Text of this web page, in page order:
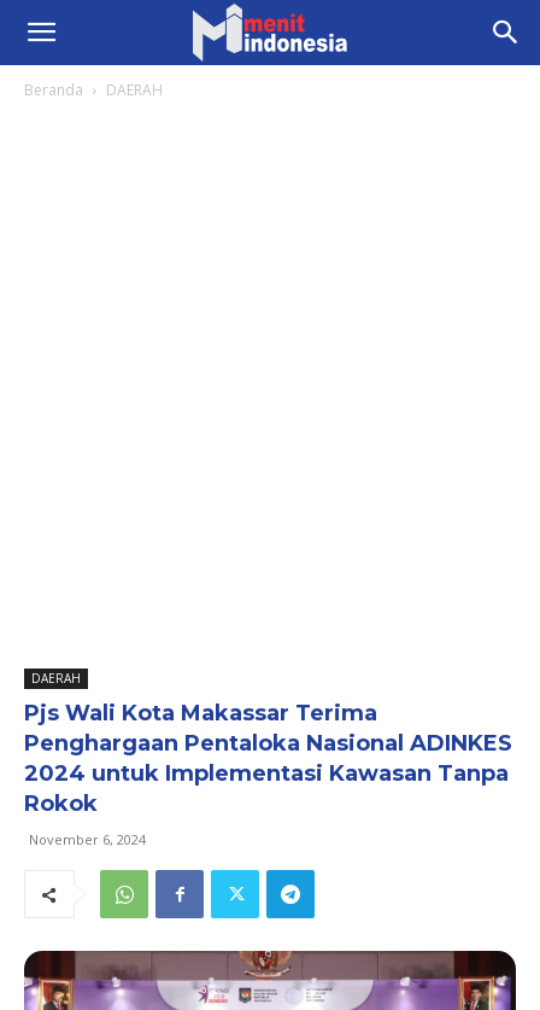
Beranda DAERAH
DAERAH
Pjs Wali Kota Makassar Terima
Penghargaan Pentaloka Nasional ADINKES
2024 untuk Implementasi Kawasan Tanpa
Rokok
November 6, 2024